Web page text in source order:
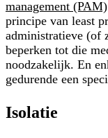
management (PAM)
principe van least
administratieve (of
beperken tot die
noodzakelijk. En
gedurende een
Isolatie